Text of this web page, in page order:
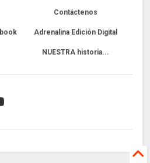
Contáctenos
Adrenalina Edición Digital
NUESTRA historia...